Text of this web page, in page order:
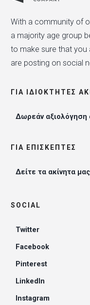
With a community of
a majority age group
to make sure that you
are posting on social
ΓΙΑ ΙΔΙΟΚΤΉΤΕΣ
Δωρεάν αξιολόγηση
ΓΙΑ ΕΠΙΣΚΈΠΤΕΣ
Δείτε τα ακίνητα μας
SOCIAL
Twitter
Facebook
Pinterest
LinkedIn
Instagram